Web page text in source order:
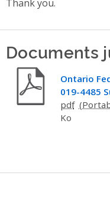
Thank you.
Documents
Ontario
019-4485
pdf
Ko